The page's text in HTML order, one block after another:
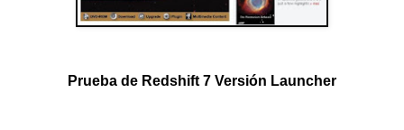
Prueba de Redshift 7 Versión Launcher